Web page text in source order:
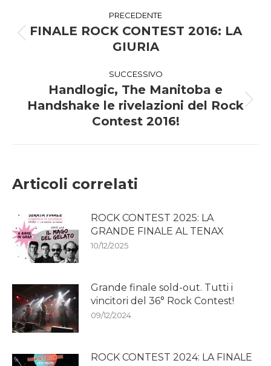
tra
post
PRECEDENTE
Post
precedente:
FINALE ROCK CONTEST 2016: LA
GIURIA
SUCCESSIVO
Prossimo
post:
Handlogic, The Manitoba e
Handshake le rivelazioni del Rock
Contest 2016!
Articoli correlati
ROCK CONTEST 2025: LA
GRANDE FINALE AL TENAX
10/12/2025
Grande finale sold-out. Tutti i
vincitori del 36° Rock Contest!
09/12/2024
ROCK CONTEST 2024: LA FINALE